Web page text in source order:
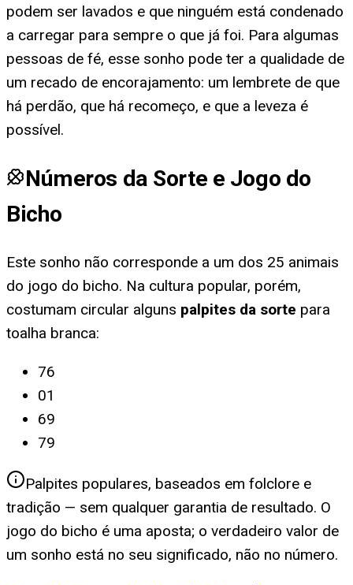
podem ser lavados e que ninguém está condenado
a carregar para sempre o que já foi. Para algumas
pessoas de fé, esse sonho pode ter a qualidade de
um recado de encorajamento: um lembrete de que
há perdão, que há recomeço, e que a leveza é
possível.
Números da Sorte e Jogo do
Bicho
Este sonho não corresponde a um dos 25 animais
do jogo do bicho. Na cultura popular, porém,
costumam circular alguns palpites da sorte para
toalha branca:
76
01
69
79
Palpites populares, baseados em folclore e
tradição — sem qualquer garantia de resultado. O
jogo do bicho é uma aposta; o verdadeiro valor de
um sonho está no seu significado, não no número.